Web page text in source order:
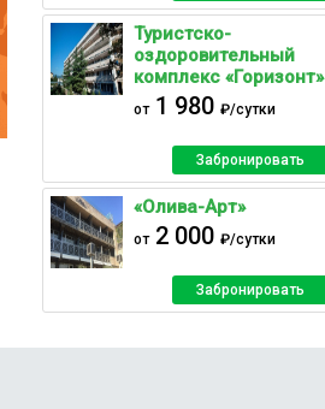
Туристско-
оздоровительный
комплекс «Горизонт»
от1 980 ₽/сутки
Забронировать
«Олива-Арт»
от2 000 ₽/сутки
Забронировать